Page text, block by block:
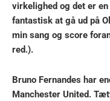
virkelighed og det er
fantastisk at gå ud på
min sang og score
red.).
Bruno Fernandes har
Manchester United.